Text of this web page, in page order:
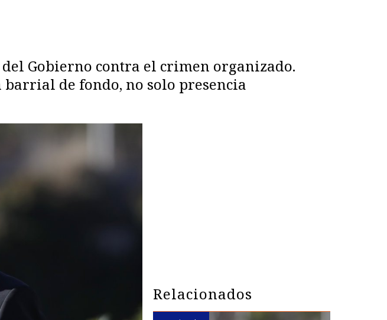
Gobierno contra el crimen organizado.
de fondo, no solo presencia
Relacionados